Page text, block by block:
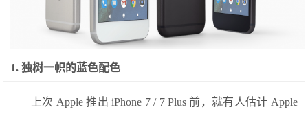
1. 独树一帜的蓝色配色
上次 Apple 推出 iPhone 7 / 7 Plus 前，就有人估计 Apple